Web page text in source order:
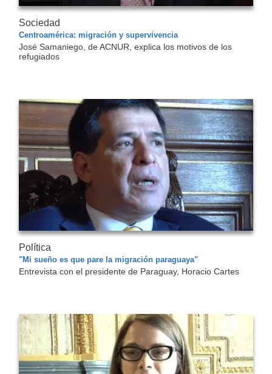
Sociedad
Centroamérica: migración y supervivencia
José Samaniego, de ACNUR, explica los motivos de los
refugiados
Política
"Mi sueño es que pare la migración paraguaya"
Entrevista con el presidente de Paraguay, Horacio Cartes